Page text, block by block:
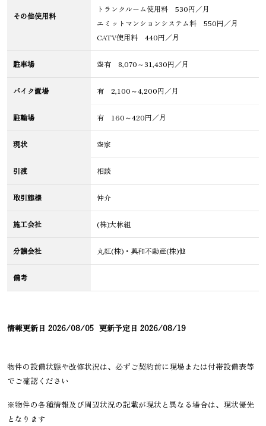
その他使用料
トランクルーム使用料 530円／月
エミットマンションシステム料 550円／月
CATV使用料 440円／月
駐車場 空有 8,070～31,430円／月
バイク置場 有 2,100～4,200円／月
駐輪場 有 160～420円／月
現状 空家
引渡 相談
取引態様 仲介
施工会社 (株)大林組
分譲会社 丸紅(株)・興和不動産(株)他
備考
情報更新日 2026/08/05 更新予定日 2026/08/19
物件の設備状態や改修状況は、必ずご契約前に現場または付帯設備表等
でご確認ください
※物件の各種情報及び周辺状況の記載が現状と異なる場合は、現状優先
となります